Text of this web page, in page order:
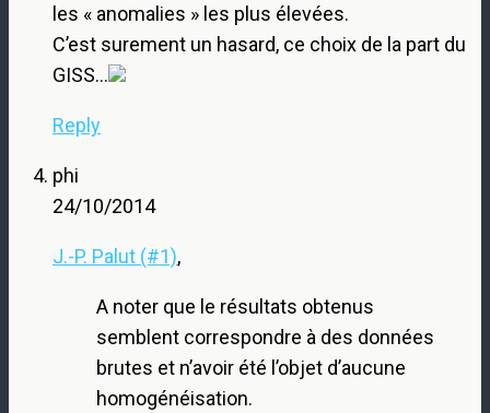
les « anomalies » les plus élevées.
C’est surement un hasard, ce choix de la part du
GISS…
Reply
phi
24/10/2014
J.-P. Palut (#1),
A noter que le résultats obtenus
semblent correspondre à des données
brutes et n’avoir été l’objet d’aucune
homogénéisation.